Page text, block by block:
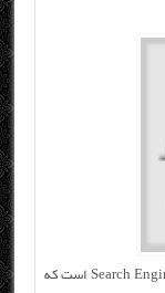
سئو چیست؟ سئو برگرفته از عبارت Search Engine Optimization است که